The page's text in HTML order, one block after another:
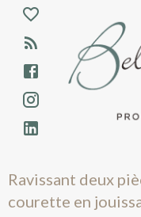
Ravissant
Aparté haute
En-tête
Liens
Ravissant deux
courette en